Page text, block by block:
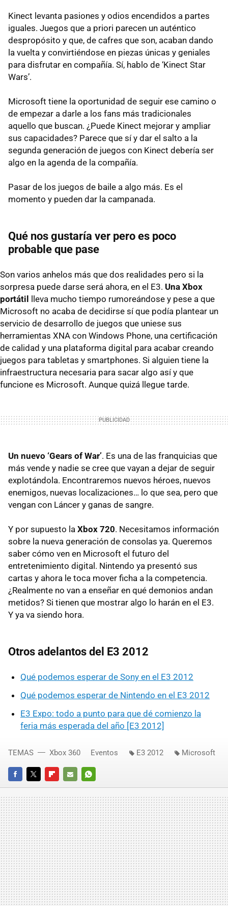
Kinect levanta pasiones y odios encendidos a partes
iguales. Juegos que a priori parecen un auténtico
despropósito y que, de cafres que son, acaban dando
la vuelta y convirtiéndose en piezas únicas y geniales
para disfrutar en compañía. Sí, hablo de ‘Kinect Star
Wars’.
Microsoft tiene la oportunidad de seguir ese camino o
de empezar a darle a los fans más tradicionales
aquello que buscan. ¿Puede Kinect mejorar y ampliar
sus capacidades? Parece que sí y dar el salto a la
segunda generación de juegos con Kinect debería ser
algo en la agenda de la compañía.
Pasar de los juegos de baile a algo más. Es el
momento y pueden dar la campanada.
Qué nos gustaría ver pero es poco
probable que pase
Son varios anhelos más que dos realidades pero si la
sorpresa puede darse será ahora, en el E3. Una Xbox
portátil lleva mucho tiempo rumoreándose y pese a que
Microsoft no acaba de decidirse sí que podía plantear un
servicio de desarrollo de juegos que uniese sus
herramientas XNA con Windows Phone, una certificación
de calidad y una plataforma digital para acabar creando
juegos para tabletas y smartphones. Si alguien tiene la
infraestructura necesaria para sacar algo así y que
funcione es Microsoft. Aunque quizá llegue tarde.
Un nuevo ‘Gears of War’. Es una de las franquicias que
más vende y nadie se cree que vayan a dejar de seguir
explotándola. Encontraremos nuevos héroes, nuevos
enemigos, nuevas localizaciones… lo que sea, pero que
vengan con Láncer y ganas de sangre.
Y por supuesto la Xbox 720. Necesitamos información
sobre la nueva generación de consolas ya. Queremos
saber cómo ven en Microsoft el futuro del
entretenimiento digital. Nintendo ya presentó sus
cartas y ahora le toca mover ficha a la competencia.
¿Realmente no van a enseñar en qué demonios andan
metidos? Si tienen que mostrar algo lo harán en el E3.
Y ya va siendo hora.
Otros adelantos del E3 2012
Qué podemos esperar de Sony en el E3 2012
Qué podemos esperar de Nintendo en el E3 2012
E3 Expo: todo a punto para que dé comienzo la
feria más esperada del año [E3 2012]
FACEBOOKTWITTERFLIPBOARD
E-
MAIL
WHATSAPP
TEMAS Xbox 360 Eventos E3 2012 Microsoft